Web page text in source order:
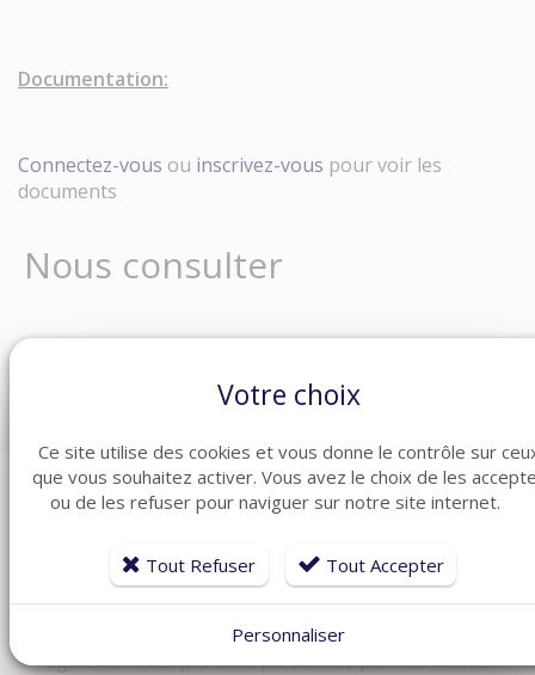
Documentation:
Connectez-vous ou inscrivez-vous pour voir les
documents
Nous consulter
Contrôle d'accès, Verrouillage
ARTICLES CONNEXES
Dans la même famille de produits ménagers, découvrez
également ces produits plébiscités par nos clients
Votre choix
Ce site utilise des cookies et vous donne le contrôle sur
que vous souhaitez activer. Vous avez le choix de les
ou de les refuser pour naviguer sur notre site internet.
Tout Refuser Tout Accepter
Personnaliser